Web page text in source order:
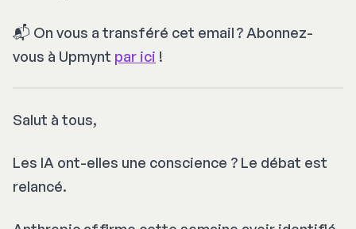
📬 On vous a transféré cet email ? Abonnez-
vous à Upmynt par ici !
Salut à tous,
Les IA ont-elles une conscience ? Le débat est
relancé.